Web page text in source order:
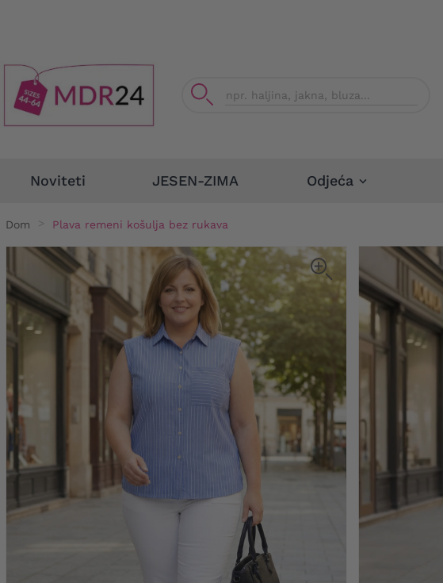
Noviteti JESEN-ZIMA Odjeća
Dom Plava remeni košulja bez rukava